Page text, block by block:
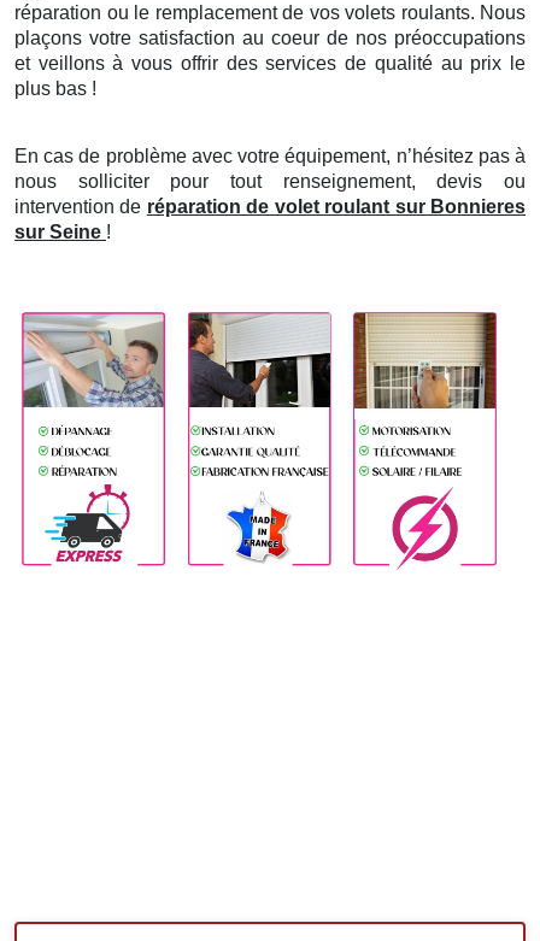
réparation ou le remplacement de vos volets roulants. Nous
plaçons votre satisfaction au coeur de nos préoccupations
et veillons à vous offrir des services de qualité au prix le
plus bas !
En cas de problème avec votre équipement, n’hésitez pas à
nous solliciter pour tout renseignement, devis ou
intervention de réparation de volet roulant sur Bonnieres
sur Seine !